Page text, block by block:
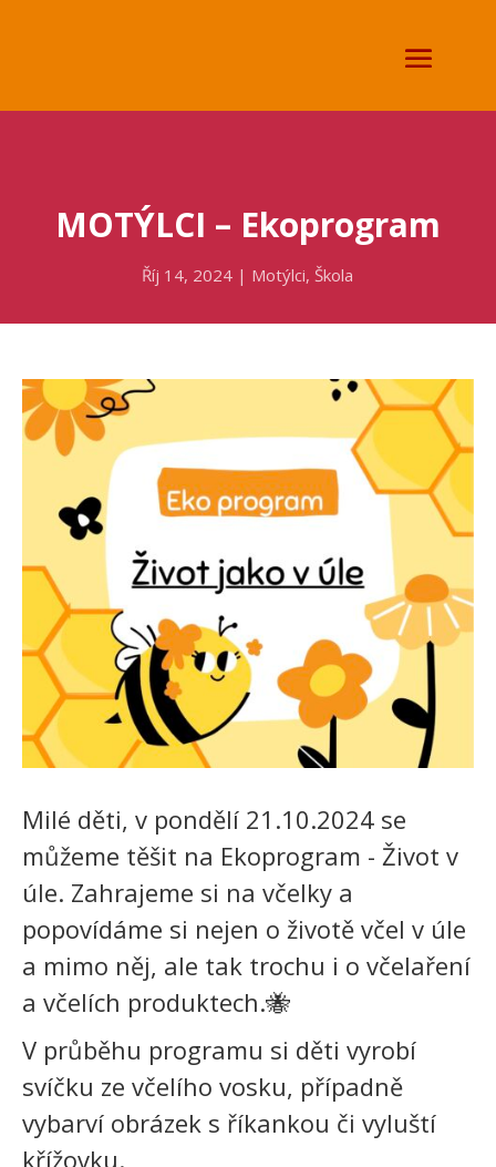
MOTÝLCI – Ekoprogram
Říj 14, 2024 | Motýlci,Škola
Milé děti, v pondělí 21.10.2024 se
můžeme těšit na Ekoprogram - Život v
úle. Zahrajeme si na včelky a
popovídáme si nejen o životě včel v úle
a mimo něj, ale tak trochu i o včelaření
a včelích produktech.🐝
V průběhu programu si děti vyrobí
svíčku ze včelího vosku, případně
vybarví obrázek s říkankou či vyluští
křížovku.